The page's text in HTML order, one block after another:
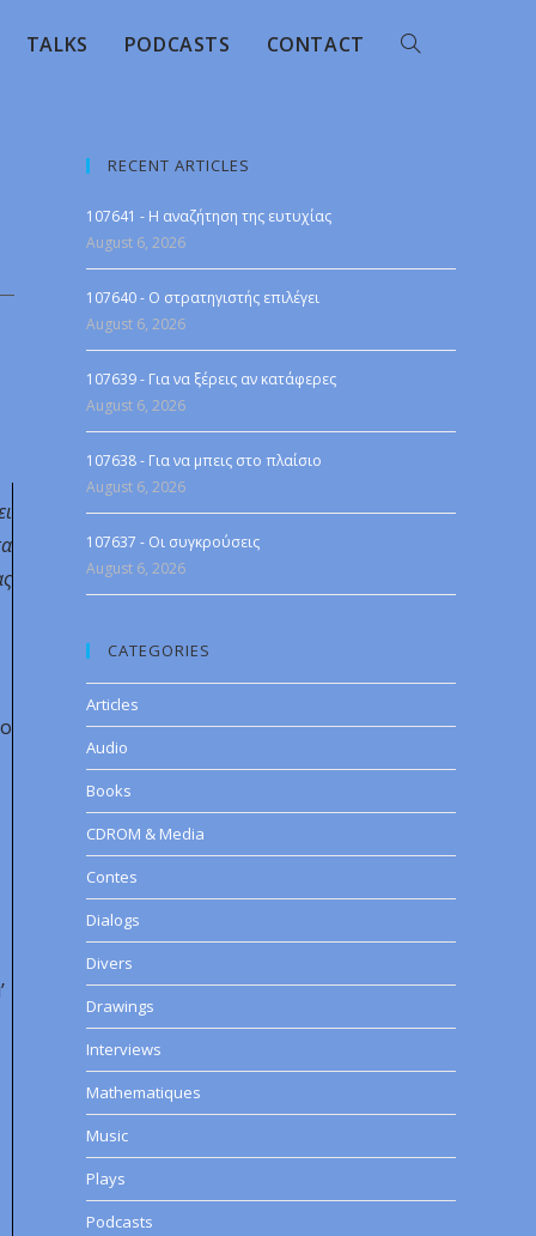
TALKS PODCASTS CONTACT
RECENT ARTICLES
107641 - Η αναζήτηση της ευτυχίας
August 6, 2026
107640 - Ο στρατηγιστής επιλέγει
August 6, 2026
107639 - Για να ξέρεις αν κατάφερες
August 6, 2026
107638 - Για να μπεις στο πλαίσιο
August 6, 2026
107637 - Οι συγκρούσεις
August 6, 2026
CATEGORIES
Articles
Audio
Books
CDROM & Media
Contes
Dialogs
Divers
Drawings
Interviews
Mathematiques
Music
Plays
Podcasts